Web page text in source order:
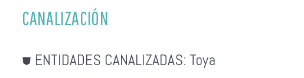
CANALIZACIÓN
⛊ ENTIDADES CANALIZADAS: Toya